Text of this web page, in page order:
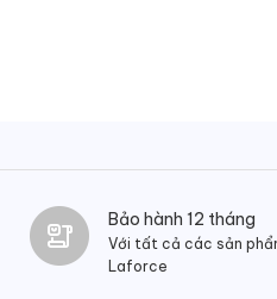
Bảo hành 12 tháng
Với tất cả các sản
Laforce